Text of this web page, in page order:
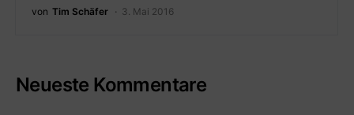
von Tim Schäfer 3. Mai 2016
Neueste Kommentare